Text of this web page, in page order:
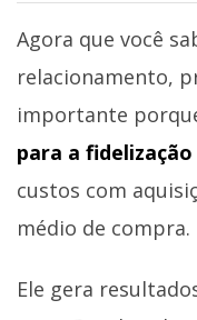
Agora que você
relacionamento,
importante
para a
custos com
médio de compra.
Ele gera